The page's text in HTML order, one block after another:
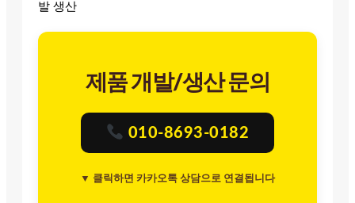
발 생산
제품 개발/생산 문의
010-8693-0182
▼ 클릭하면 카카오톡 상담으로 연결됩니다